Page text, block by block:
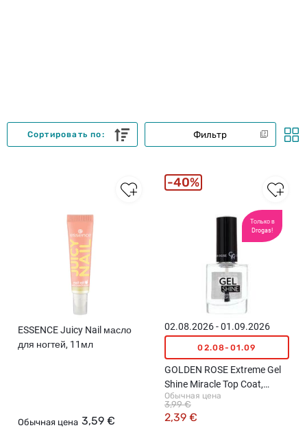
Фильтр
Сортировать по:
ESSENCE Juicy Nail масло
для ногтей, 11мл
Обычная цена 3,59 €
Только в
Drogas!
02.08.2026 - 01.09.2026
02.08-01.09
GOLDEN ROSE Extreme Gel
Shine Miracle Top Coat,
верхнее покрытие для
ногтей, 10.2мл
Обычная цена
2,39 €
3,99 €
40%